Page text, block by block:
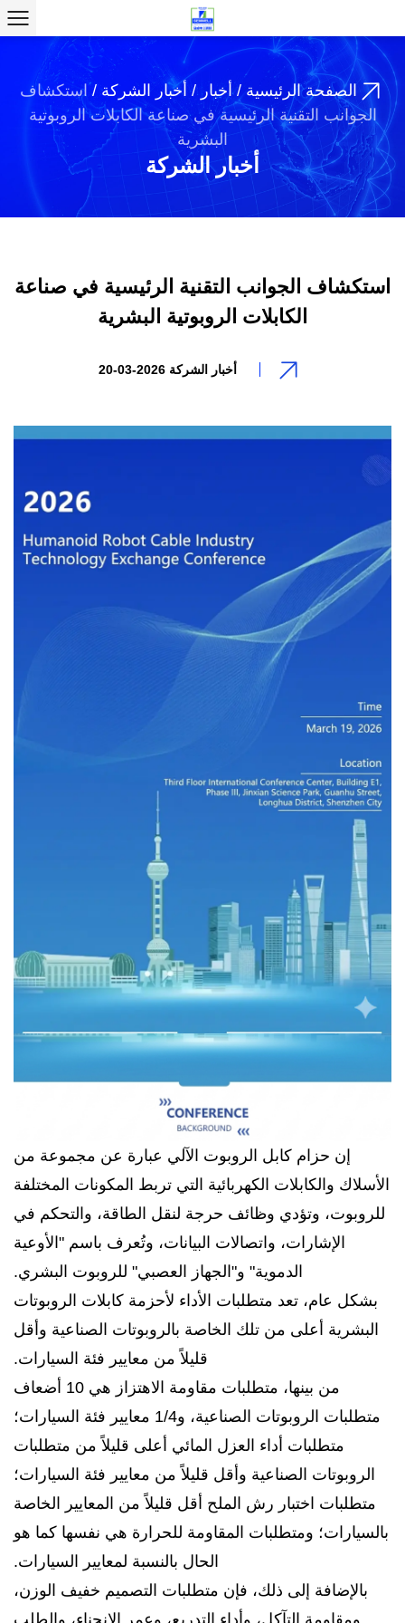
الصفحة الرئيسية /أخبار / أخبار الشركة/استكشاف
الجوانب التقنية الرئيسية في صناعة الكابلات الروبوتية
البشرية
أخبار الشركة
استكشاف الجوانب التقنية الرئيسية في صناعة
الكابلات الروبوتية البشرية
أخبار الشركة
إن حزام كابل الروبوت الآلي عبارة عن مجموعة من
الأسلاك والكابلات الكهربائية التي تربط المكونات المختلفة
للروبوت، وتؤدي وظائف حرجة لنقل الطاقة، والتحكم في
الإشارات، واتصالات البيانات، وتُعرف باسم "الأوعية
الدموية" و"الجهاز العصبي" للروبوت البشري.
بشكل عام، تعد متطلبات الأداء لأحزمة كابلات الروبوتات
البشرية أعلى من تلك الخاصة بالروبوتات الصناعية وأقل
قليلاً من معايير فئة السيارات.
من بينها، متطلبات مقاومة الاهتزاز هي 10 أضعاف
متطلبات الروبوتات الصناعية، و1/4 معايير فئة السيارات؛
متطلبات أداء العزل المائي أعلى قليلاً من متطلبات
الروبوتات الصناعية وأقل قليلاً من معايير فئة السيارات؛
متطلبات اختبار رش الملح أقل قليلاً من المعايير الخاصة
بالسيارات؛ ومتطلبات المقاومة للحرارة هي نفسها كما هو
الحال بالنسبة لمعايير السيارات.
بالإضافة إلى ذلك، فإن متطلبات التصميم خفيف الوزن،